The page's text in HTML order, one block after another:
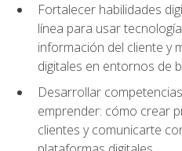
Fortalecer habilidades
línea para usar
información del cliente y
digitales en entornos de
Desarrollar
emprender: cómo crear
clientes y comunicarte